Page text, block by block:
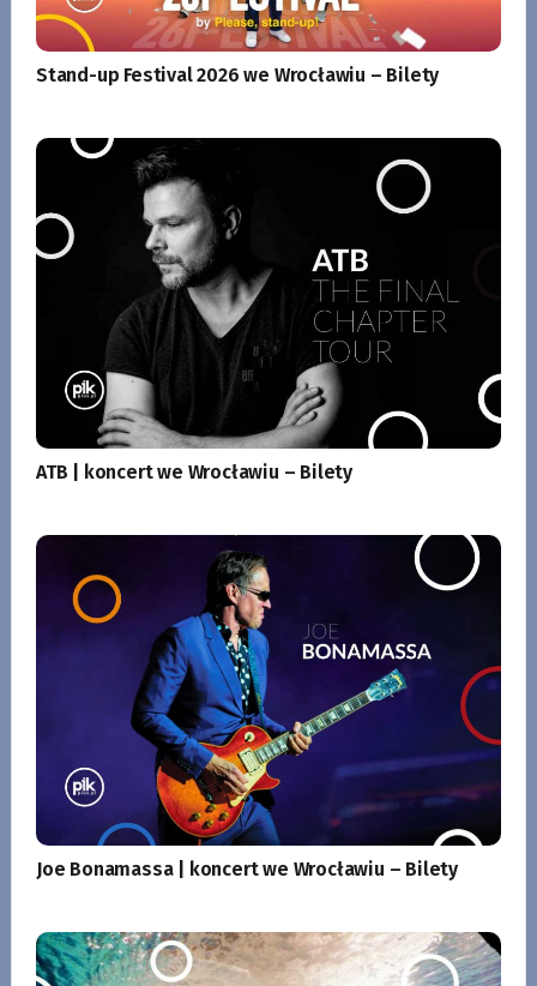
Stand-up Festival 2026 we Wrocławiu – Bilety
ATB | koncert we Wrocławiu – Bilety
Joe Bonamassa | koncert we Wrocławiu – Bilety